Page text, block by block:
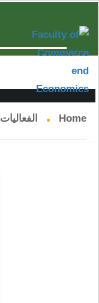
Home الفعاليات